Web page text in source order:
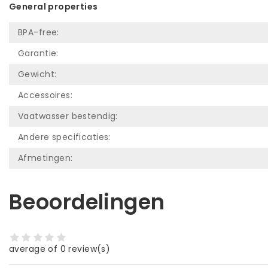
General properties
BPA-free:
Garantie:
Gewicht:
Accessoires:
Vaatwasser bestendig:
Andere specificaties:
Afmetingen:
Beoordelingen
average of 0 review(s)